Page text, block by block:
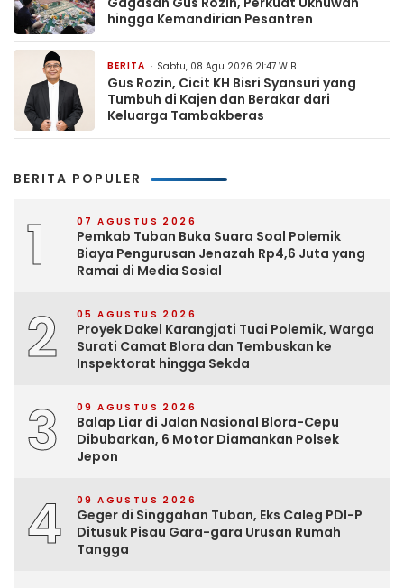
hingga Kemandirian Pesantren
BERITA Sabtu, 08 Agu 2026 21:47 WIB
Gus Rozin, Cicit KH Bisri Syansuri yang
Tumbuh di Kajen dan Berakar dari
Keluarga Tambakberas
BERITA POPULER
1 07 AGUSTUS 2026
Pemkab Tuban Buka Suara Soal Polemik
Biaya Pengurusan Jenazah Rp4,6 Juta yang
Ramai di Media Sosial
2 05 AGUSTUS 2026
Proyek Dakel Karangjati Tuai Polemik, Warga
Surati Camat Blora dan Tembuskan ke
Inspektorat hingga Sekda
3 09 AGUSTUS 2026
Balap Liar di Jalan Nasional Blora-Cepu
Dibubarkan, 6 Motor Diamankan Polsek
Jepon
4 09 AGUSTUS 2026
Geger di Singgahan Tuban, Eks Caleg PDI-P
Ditusuk Pisau Gara-gara Urusan Rumah
Tangga